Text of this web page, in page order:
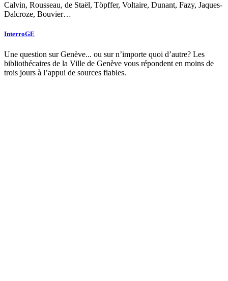
Calvin, Rousseau, de Staël, Töpffer, Voltaire, Dunant, Fazy, Jaques-
Dalcroze, Bouvier…
InterroGE
Une question sur Genève... ou sur n’importe quoi d’autre? Les
bibliothécaires de la Ville de Genève vous répondent en moins de
trois jours à l’appui de sources fiables.